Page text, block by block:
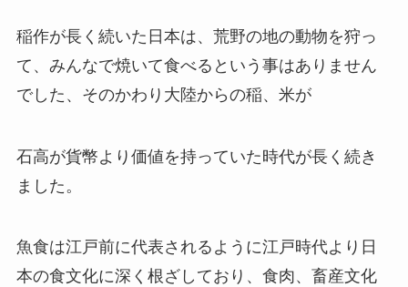
稲作が長く続いた日本は、荒野の地の動物を狩っ
て、みんなで焼いて食べるという事はありません
でした、そのかわり大陸からの稲、米が
石高が貨幣より価値を持っていた時代が長く続き
ました。
魚食は江戸前に代表されるように江戸時代より日
本の食文化に深く根ざしており、食肉、畜産文化